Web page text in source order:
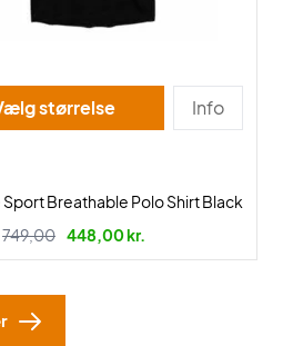
Vælg størrelse Info
Breathable Polo Shirt Black
749,00 448,00 kr.